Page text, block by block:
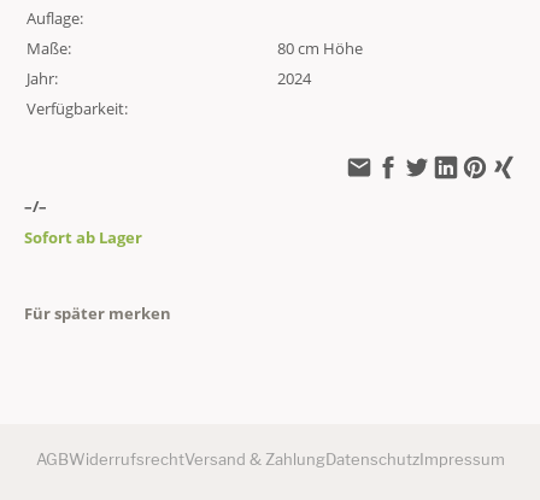
Auflage:
Maße:
80 cm Höhe
Jahr:
2024
Verfügbarkeit:
–/–
Sofort ab Lager
Für später merken
AGBWiderrufsrechtVersand & ZahlungDatenschutzImpressum